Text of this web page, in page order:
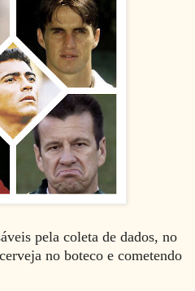
pela coleta de dados, no
no boteco e cometendo